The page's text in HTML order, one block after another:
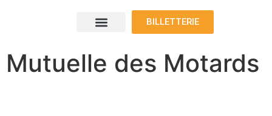
BILLETTERIE
Mutuelle des Motards